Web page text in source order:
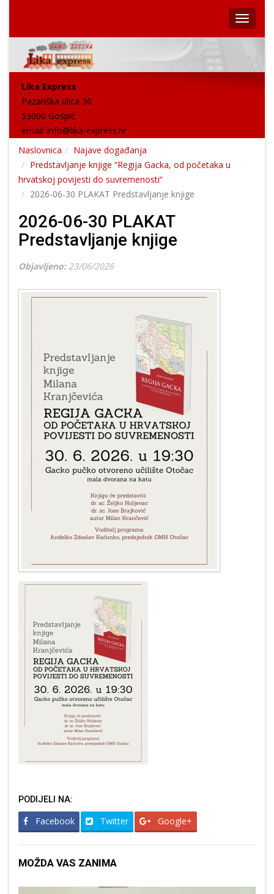
Lika Express
Pazariška ulica 36
53000 Gospić
email: info@lika-express.hr
Naslovnica
Najave događanja
Predstavljanje knjige “Regija Gacka, od početaka u
hrvatskoj povijesti do suvremenosti“
2026-06-30 PLAKAT Predstavljanje knjige
2026-06-30 PLAKAT
Predstavljanje knjige
Objavljeno: 23/06/2026
PODIJELI NA:
Facebook Twitter Google+
MOŽDA VAS ZANIMA